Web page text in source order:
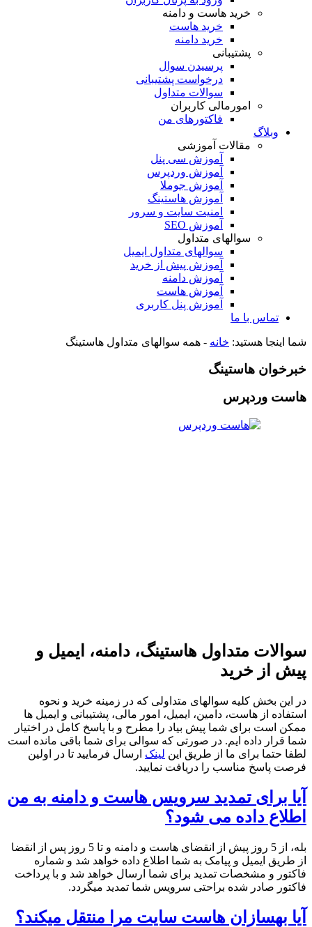
خرید هاست و دامنه
خرید هاست
خرید دامنه
پشتیبانی
پرسیدن سوال
درخواست پشتیبانی
سوالات متداول
امورمالی کاربران
فاکتورهای من
وبلاگ
مقالات آموزشی
آموزش سی پنل
آموزش وردپرس
آموزش جوملا
آموزش هاستینگ
امنیت سایت و سرور
آموزش SEO
سوالهای متداول
سوالهای متداول ایمیل
آموزش پیش از خرید
آموزش دامنه
آموزش هاست
آموزش پنل کاربری
تماس با ما
شما اینجا هستید: خانه - همه سوالهای متداول هاستینگ
خبرخوان هاستینگ
هاست وردپرس
سوالات متداول هاستینگ، دامنه، ایمیل و
پیش از خرید
در این بخش کلیه سوالهای متداولی که در زمینه خرید و نحوه
استفاده از هاست، دامین، ایمیل، امور مالی، پشتیبانی و ایمیل ها
ممکن است برای شما پیش بیاد را مطرح و با پاسخ کامل در اختیار
شما قرار داده ایم. در صورتی که سوالی برای شما باقی مانده است
لطفا حتما برای ما از طریق این لینک ارسال فرمایید تا در اولین
فرصت پاسخ مناسب را دریافت نمایید.
آیا برای تمدید سرویس هاست و دامنه به من
اطلاع داده می شود؟
بله، از 5 روز پیش از انقضای هاست و دامنه و تا 5 روز پس از انقضا
از طریق ایمیل و پیامک به شما اطلاع داده خواهد شد و شماره
فاکتور و مشخصات تمدید برای شما ارسال خواهد شد و با پرداخت
فاکتور صادر شده براحتی سرویس شما تمدید میگردد.
آیا بهسازان هاست سایت مرا منتقل میکند؟